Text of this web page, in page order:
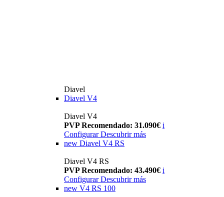
Diavel
Diavel V4
Diavel V4
PVP Recomendado: 31.090€ i
Configurar Descubrir más
new Diavel V4 RS
Diavel V4 RS
PVP Recomendado: 43.490€ i
Configurar Descubrir más
new V4 RS 100